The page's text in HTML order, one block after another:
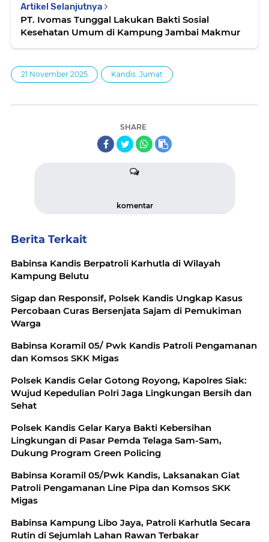
Artikel Selanjutnya
‎PT. Ivomas Tunggal Lakukan Bakti Sosial
Kesehatan Umum di Kampung Jambai Makmur
21 November 2025 Kandis. Jumat
SHARE
komentar
Berita Terkait
Babinsa Kandis Berpatroli Karhutla di Wilayah
Kampung Belutu
Sigap dan Responsif, Polsek Kandis Ungkap Kasus
Percobaan Curas Bersenjata Sajam di Pemukiman
Warga
Babinsa Koramil 05/ Pwk Kandis Patroli Pengamanan
dan Komsos SKK Migas
Polsek Kandis Gelar Gotong Royong, Kapolres Siak:
Wujud Kepedulian Polri Jaga Lingkungan Bersih dan
Sehat
Polsek Kandis Gelar Karya Bakti Kebersihan
Lingkungan di Pasar Pemda Telaga Sam-Sam,
Dukung Program Green Policing
Babinsa Koramil 05/Pwk Kandis, Laksanakan Giat
Patroli Pengamanan Line Pipa dan Komsos SKK
Migas
Babinsa Kampung Libo Jaya, Patroli Karhutla Secara
Rutin di Sejumlah Lahan Rawan Terbakar